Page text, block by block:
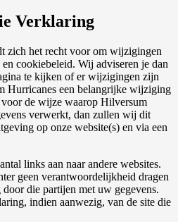
Verklaring
zich het recht voor om wijzigingen
cookiebeleid. Wij adviseren je dan
te kijken of er wijzigingen zijn
Hurricanes een belangrijke wijziging
de wijze waarop Hilversum
verwerkt, dan zullen wij dit
op onze website(s) en via een
links aan naar andere websites.
geen verantwoordelijkheid dragen
die partijen met uw gegevens.
indien aanwezig, van de site die